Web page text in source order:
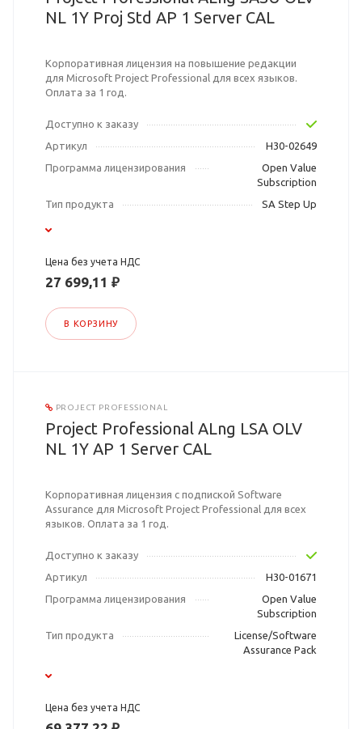
NL 1Y Proj Std AP 1 Server CAL
Корпоративная лицензия на повышение редакции
для Microsoft Project Professional для всех языков.
Оплата за 1 год.
Доступно к заказу
Артикул
H30-02649
Программа лицензирования
Open Value
Subscription
Тип продукта
SA Step Up
Цена без учета НДС
27 699,11 ₽
В КОРЗИНУ
PROJECT PROFESSIONAL
Project Professional ALng LSA OLV
NL 1Y AP 1 Server CAL
Корпоративная лицензия с подпиской Software
Assurance для Microsoft Project Professional для всех
языков. Оплата за 1 год.
Доступно к заказу
Артикул
H30-01671
Программа лицензирования
Open Value
Subscription
Тип продукта
License/Software
Assurance Pack
Цена без учета НДС